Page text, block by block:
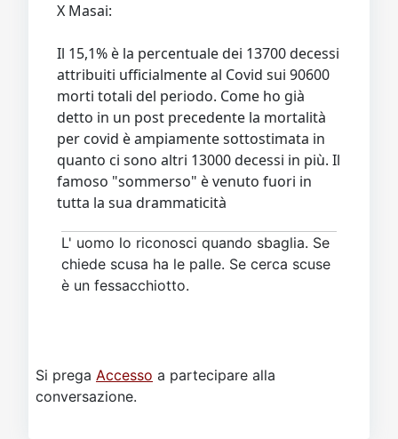
X Masai:
Il 15,1% è la percentuale dei 13700 decessi
attribuiti ufficialmente al Covid sui 90600
morti totali del periodo. Come ho già
detto in un post precedente la mortalità
per covid è ampiamente sottostimata in
quanto ci sono altri 13000 decessi in più. Il
famoso "sommerso" è venuto fuori in
tutta la sua drammaticità
L' uomo lo riconosci quando sbaglia. Se
chiede scusa ha le palle. Se cerca scuse
è un fessacchiotto.
Si prega Accesso a partecipare alla
conversazione.